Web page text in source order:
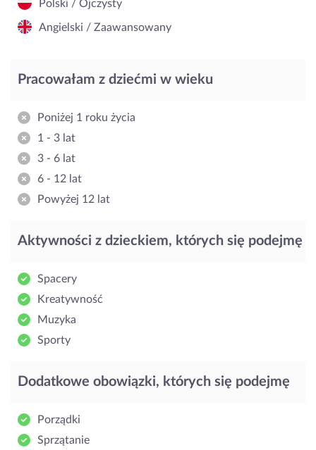
Polski / Ojczysty
Angielski / Zaawansowany
Pracowałam z dziećmi w wieku
Poniżej 1 roku życia
1 - 3 lat
3 - 6 lat
6 - 12 lat
Powyżej 12 lat
Aktywności z dzieckiem, których się podejmę
Spacery
Kreatywność
Muzyka
Sporty
Dodatkowe obowiązki, których się podejmę
Porządki
Sprzątanie